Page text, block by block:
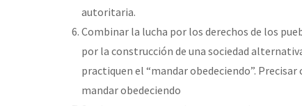
autoritaria.
Combinar la lucha por los derechos de los
por la construcción de una sociedad
practiquen el “mandar obedeciendo”.
mandar obedeciendo